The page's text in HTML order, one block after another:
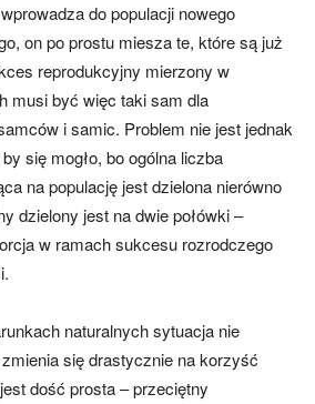
do populacji nowego
on po prostu miesza te, które są już
reprodukcyjny mierzony w
musi być więc taki sam dla
i samic. Problem nie jest jednak
się mogło, bo ogólna liczba
na populację jest dzielona nierówno
dzielony jest na dwie połówki –
w ramach sukcesu rozrodczego
naturalnych sytuacja nie
się drastycznie na korzyść
dość prosta – przeciętny